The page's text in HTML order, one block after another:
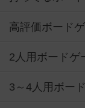
高評価ボード
2人用ボードゲ
3～4人用ボー